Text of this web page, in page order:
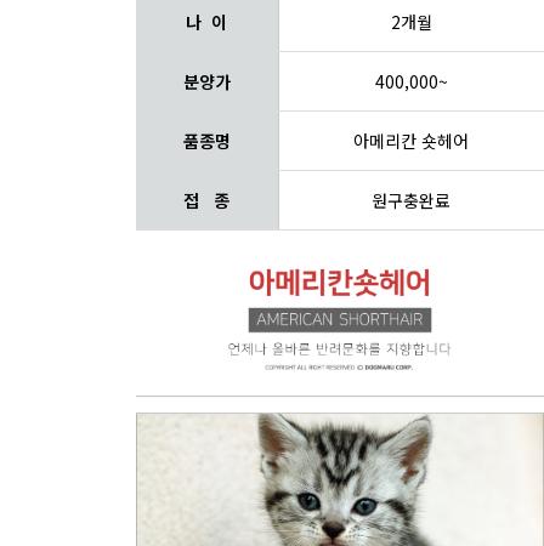
나 이 2개월
분양가 400,000~
품종명 아메리칸 숏헤어
접 종 원구충완료